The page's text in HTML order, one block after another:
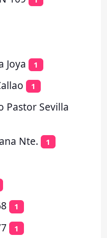
Joya 1
1
Pastor Sevilla
Nte. 1
1
1